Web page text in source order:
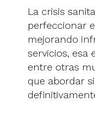
La crisis
perfeccionar
mejorando
servicios, esa
entre otras
que abordar